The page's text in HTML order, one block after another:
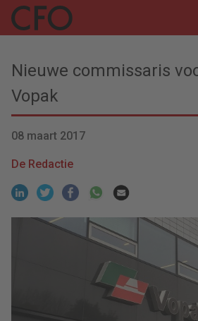
Nieuwe commissaris
Vopak
08 maart 2017
De Redactie